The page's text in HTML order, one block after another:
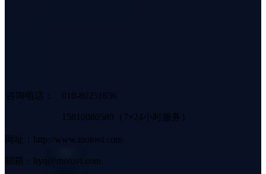
咨询电话： 010-80251636
15810080589（7×24小时服务）
网址：http://www.motovi.com
邮箱：hyq@motovi.com